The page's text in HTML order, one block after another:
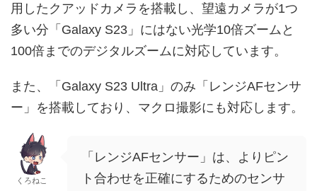
用したクアッドカメラを搭載し、望遠カメラが1つ
多い分「Galaxy S23」にはない光学10倍ズームと
100倍までのデジタルズームに対応しています。
また、「Galaxy S23 Ultra」のみ「レンジAFセンサ
ー」を搭載しており、マクロ撮影にも対応します。
くろねこ
「レンジAFセンサー」は、よりピン
ト合わせを正確にするためのセンサ